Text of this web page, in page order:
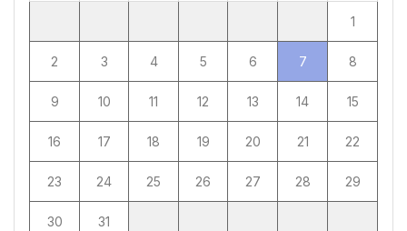
1
2 3 4 5 6 7 8
9 10 11 12 13 14 15
16 17 18 19 20 21 22
23 24 25 26 27 28 29
30 31